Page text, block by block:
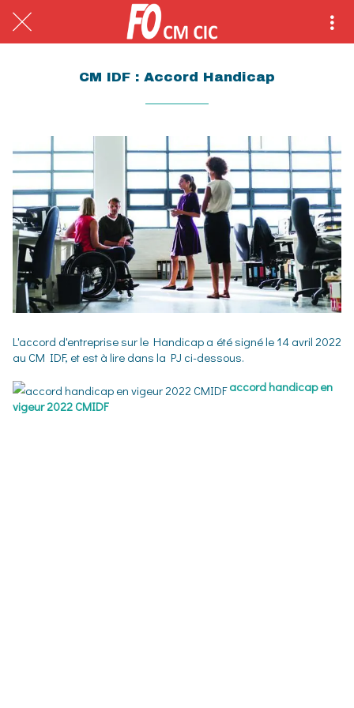
CM IDF : Accord Handicap
L'accord d'entreprise sur le Handicap a été signé le 14 avril 2022
au CM IDF, et est à lire dans la PJ ci-dessous.
accord handicap en
vigeur 2022 CMIDF